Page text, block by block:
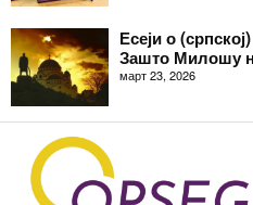
Есеји о
Зашто Милошу
март 23, 2026